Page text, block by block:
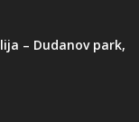
– Dudanov park,